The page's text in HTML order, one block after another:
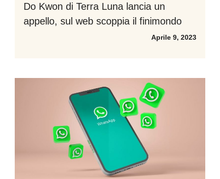
Do Kwon di Terra Luna lancia un
appello, sul web scoppia il finimondo
Aprile 9, 2023